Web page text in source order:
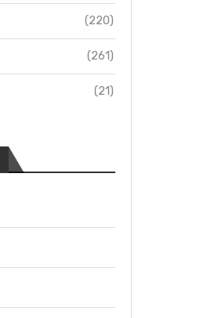
(220)
(261)
(21)